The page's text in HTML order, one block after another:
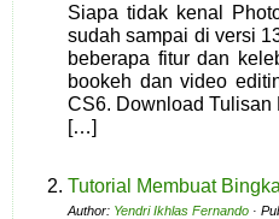
Siapa tidak kenal
sudah sampai di versi
beberapa fitur dan
bookeh dan video
CS6. Download Tulisan
[…]
Tutorial Membuat
Author: Yendri Ikhlas Fernando ·